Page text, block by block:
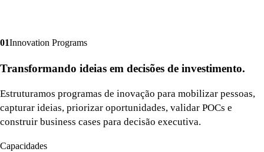
01Innovation Programs
Transformando ideias em decisões de investimento.
Estruturamos programas de inovação para mobilizar pessoas,
capturar ideias, priorizar oportunidades, validar POCs e
construir business cases para decisão executiva.
Capacidades